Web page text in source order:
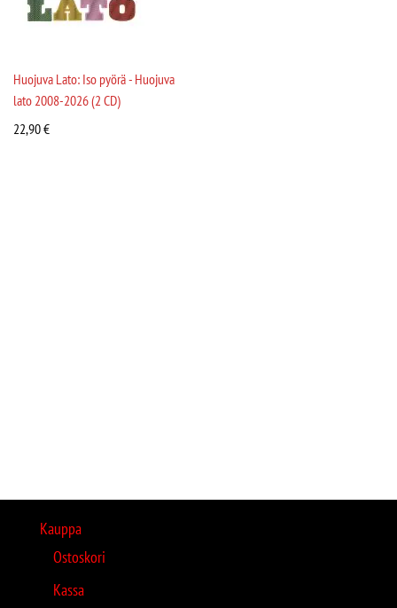
Huojuva Lato: Iso pyörä - Huojuva
lato 2008-2026 (2 CD)
22,90€
Kauppa
Ostoskori
Kassa